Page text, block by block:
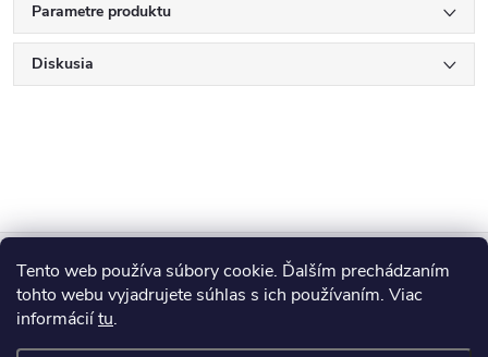
Tento web používa súbory cookie. Ďalším prechádzaním
tohto webu vyjadrujete súhlas s ich používaním. Viac
informáciítu.
Parametre produktu
Diskusia
Z
áBlog
Informácie pre vás